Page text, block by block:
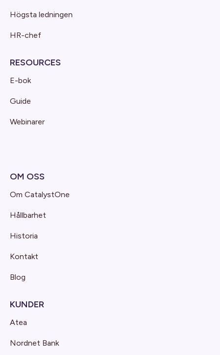
Högsta ledningen
HR-chef
RESOURCES
E-bok
Guide
Webinarer
OM OSS
Om CatalystOne
Hållbarhet
Historia
Kontakt
Blog
KUNDER
Atea
Nordnet Bank